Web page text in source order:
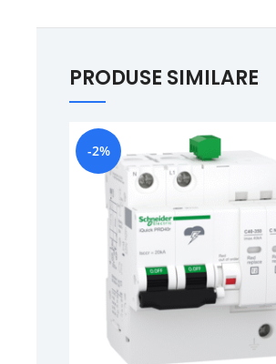
PRODUSE SIMILARE
-2%